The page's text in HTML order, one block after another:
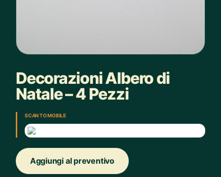
Decorazioni Albero di
Natale – 4 Pezzi
SCAN TO MOBILE
Aggiungi al preventivo